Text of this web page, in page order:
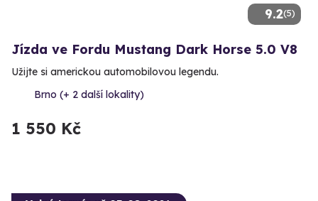
9.2(5)
Jízda ve Fordu Mustang Dark Horse 5.0 V8
Užijte si americkou automobilovou legendu.
Brno (+ 2 další lokality)
1 550 Kč